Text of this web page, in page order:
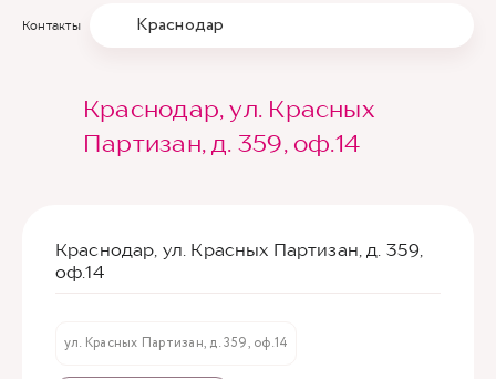
Контакты Краснодар
Краснодар, ул. Красных
Партизан, д. 359, оф.14
Краснодар, ул. Красных Партизан, д. 359,
оф.14
ул. Красных Партизан, д. 359, оф.14